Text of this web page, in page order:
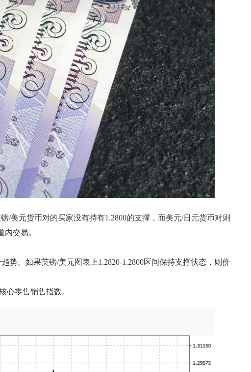
/美元货币对的买家没有持有1.2800的支撑，而美元/日元货币对则
交易。
势。如果英镑/美元图表上1.2820-1.2800区间保持支撑状态，则价
心零售销售指数。